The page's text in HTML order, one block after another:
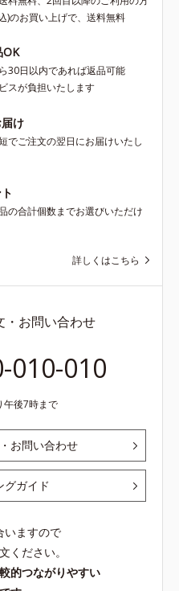
)のお買い上げで、送料無料
OK
30日以内であれば返品可能
スが負担いたします
け
でご注文の翌日にお届けいたし
の合計個数までお選びいただけ
詳しくはこちら
・お問い合わせ
010-010
午後7時まで
お問い合わせ
グガイド
いますので
ください。
的つながりやすい